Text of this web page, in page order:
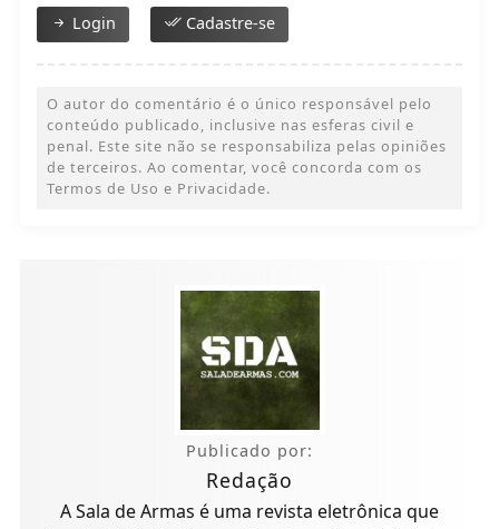
Login Cadastre-se
O autor do comentário é o único responsável pelo
conteúdo publicado, inclusive nas esferas civil e
penal. Este site não se responsabiliza pelas opiniões
de terceiros. Ao comentar, você concorda com os
Termos de Uso e Privacidade.
Publicado por:
Redação
A Sala de Armas é uma revista eletrônica que